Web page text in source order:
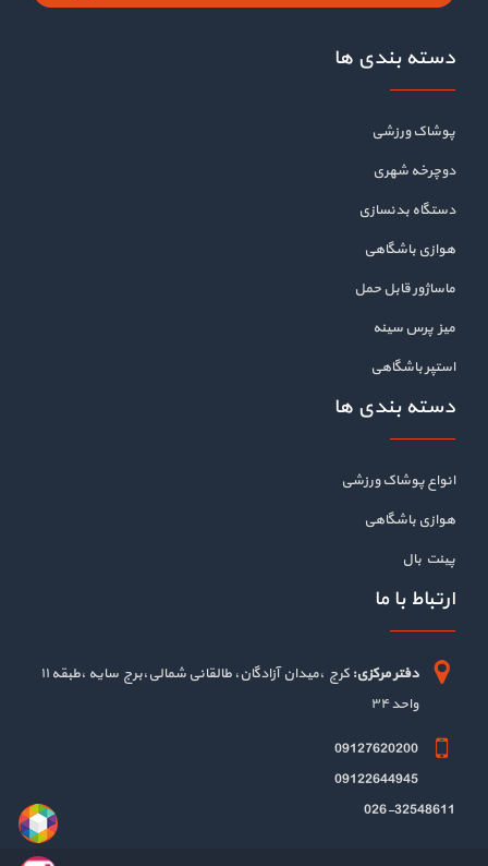
دسته بندی ها
پوشاک ورزشی
دوچرخه شهری
دستگاه بدنسازی
هوازی باشگاهی
ماساژور قابل حمل
میز پرس سینه
استپر باشگاهی
دسته بندی ها
انواع پوشاک ورزشی
هوازی باشگاهی
پینت بال
ارتباط با ما
دفتر مرکزی:
کرج ،میدان آزادگان، طالقانی شمالی،برج سایه ،طبقه ۱۱
واحد ۳۴
09127620200
09122644945
026-32548611